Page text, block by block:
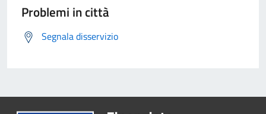
Problemi in città
Segnala disservizio